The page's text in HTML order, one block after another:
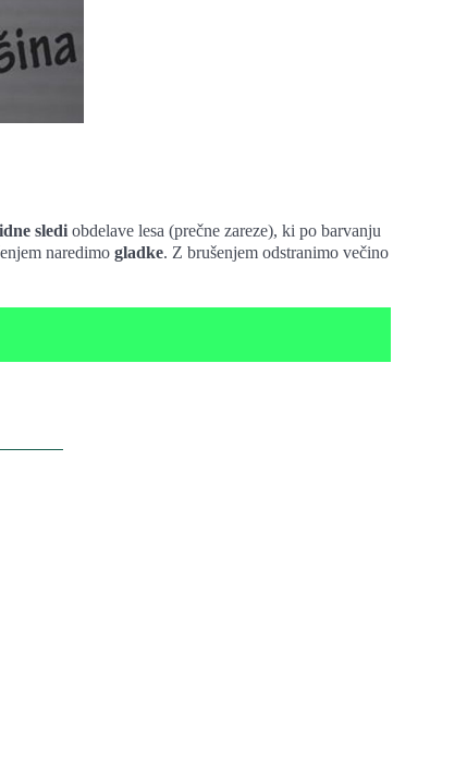
sledi obdelave lesa (prečne zareze), ki po barvanju
naredimo gladke. Z brušenjem odstranimo večino